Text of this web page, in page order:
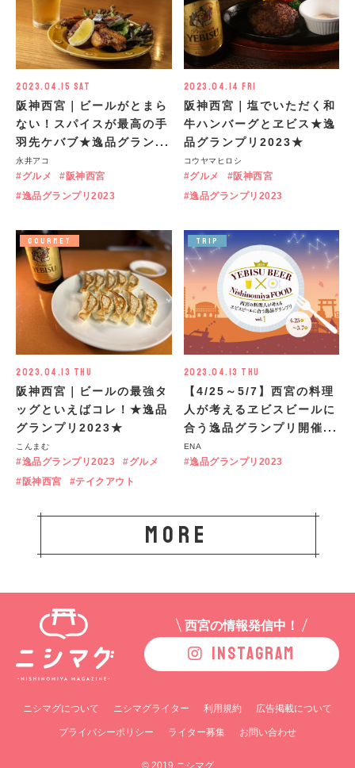
2023.04.15 Sat
阪神西宮｜ビールがとまら
ない！スパイスが最高の手
羽先ケバブ★逸品グラン...
永井アコ
グルメ
阪神西宮
逸品グランプリ2023
2023.04.14 Fri
阪神西宮｜塩でいただく和
牛ハンバーグとヱビス★逸
品グランプリ2023★
コウヤマヒロシ
グルメ
阪神西宮
逸品グランプリ2023
GOURMET
2023.04.13 Thu
阪神西宮｜ビールの最強タ
ッグといえばコレ！★逸品
グランプリ2023★
こんまむ
逸品グランプリ2023
グルメ
阪神西宮
テイクアウト
TRIP
2023.04.13 Thu
【4/25～5/7】西宮の料理
人が考えるヱビスビールに
合う逸品グランプリ開催...
ENA
逸品グランプリ2023
more
西宮の情報発信中！
INSTAGRAM
ニシマグについて ニシマグライター 利用規約 広告掲載について
プライバシーポリシー ライター募集 お問い合わせ
© 2019 ニシマグ